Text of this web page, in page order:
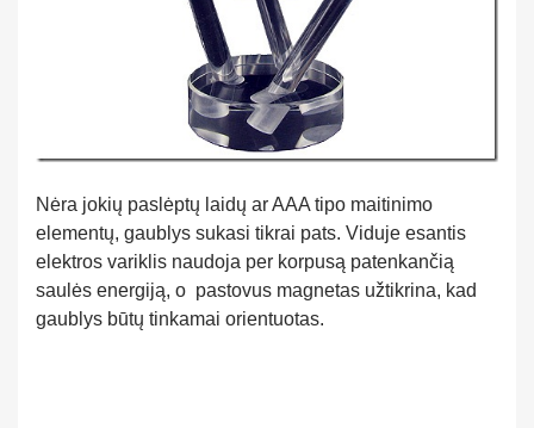
Nėra jokių paslėptų laidų ar AAA tipo maitinimo
elementų, gaublys sukasi tikrai pats. Viduje esantis
elektros variklis naudoja per korpusą patenkančią
saulės energiją, o pastovus magnetas užtikrina, kad
gaublys būtų tinkamai orientuotas.